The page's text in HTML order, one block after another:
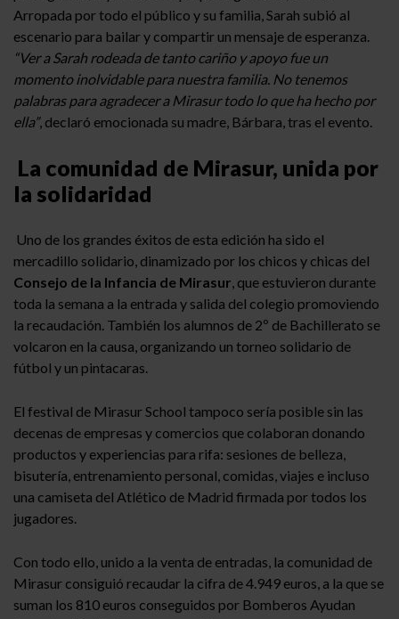
Arropada por todo el público y su familia, Sarah subió al
escenario para bailar y compartir un mensaje de esperanza.
“Ver a Sarah rodeada de tanto cariño y apoyo fue un
momento inolvidable para nuestra familia. No tenemos
palabras para agradecer a Mirasur todo lo que ha hecho por
ella”, declaró emocionada su madre, Bárbara, tras el evento.
La comunidad de Mirasur, unida por
la solidaridad
Uno de los grandes éxitos de esta edición ha sido el
mercadillo solidario, dinamizado por los chicos y chicas del
Consejo de la Infancia de Mirasur, que estuvieron durante
toda la semana a la entrada y salida del colegio promoviendo
la recaudación. También los alumnos de 2º de Bachillerato se
volcaron en la causa, organizando un torneo solidario de
fútbol y un pintacaras.
El festival de Mirasur School tampoco sería posible sin las
decenas de empresas y comercios que colaboran donando
productos y experiencias para rifa: sesiones de belleza,
bisutería, entrenamiento personal, comidas, viajes e incluso
una camiseta del Atlético de Madrid firmada por todos los
jugadores.
Con todo ello, unido a la venta de entradas, la comunidad de
Mirasur consiguió recaudar la cifra de 4.949 euros, a la que se
suman los 810 euros conseguidos por Bomberos Ayudan